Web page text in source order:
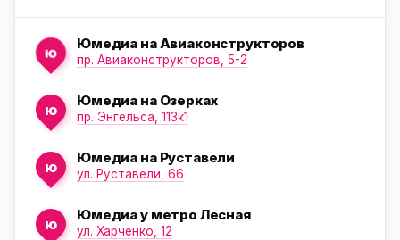
ю
Юмедиа на Авиаконструкторов
пр. Авиаконструкторов, 5-2
ю
Юмедиа на Озерках
пр. Энгельса, 113к1
ю
Юмедиа на Руставели
ул. Руставели, 66
ю
Юмедиа у метро Лесная
ул. Харченко, 12